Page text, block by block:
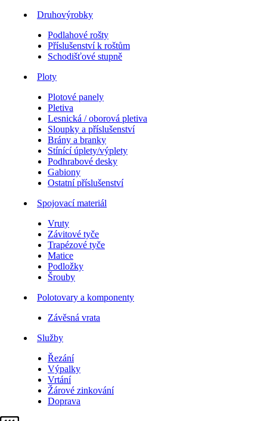
Druhovýrobky
Podlahové rošty
Příslušenství k roštům
Schodišťové stupně
Ploty
Plotové panely
Pletiva
Lesnická / oborová pletiva
Sloupky a příslušenství
Brány a branky
Stínící úplety/výplety
Podhrabové desky
Gabiony
Ostatní příslušenství
Spojovací materiál
Vruty
Závitové tyče
Trapézové tyče
Matice
Podložky
Šrouby
Polotovary a komponenty
Závěsná vrata
Služby
Řezání
Výpalky
Vrtání
Žárové zinkování
Doprava